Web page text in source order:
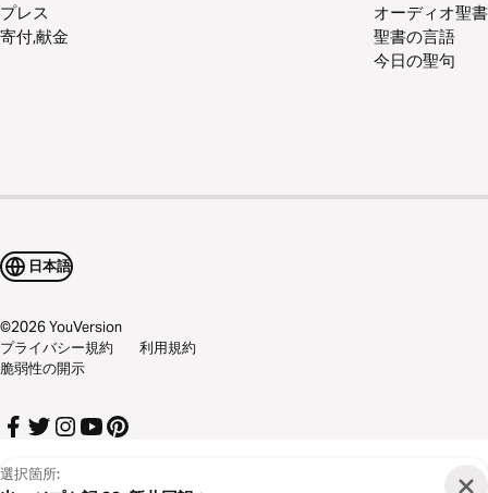
選択箇所:
プレス
寄付,献金
オーディオ聖書
聖書の言語
今日の聖句
日本語
©2026YouVersion
プライバシー規約
利用規約
脆弱性の開示